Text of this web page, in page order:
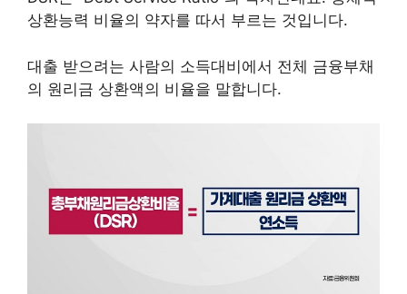
상환능력 비율의 약자를 따서 부르는 것입니다.
대출 받으려는 사람의 소득대비에서 전체 금융부채
의 원리금 상환액의 비율을 말합니다.